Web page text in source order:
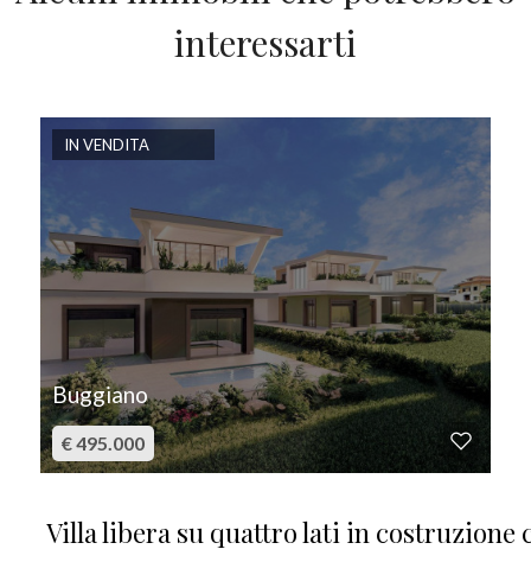
interessarti
IN VENDITA
Buggiano
€ 495.000
Villa libera su quattro lati in costruzione